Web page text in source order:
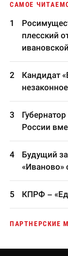
САМОЕ
плесский
Кандидат
России
Будущий
«Иваново»
КПРФ –
ПАРТНЕРСКИЕ